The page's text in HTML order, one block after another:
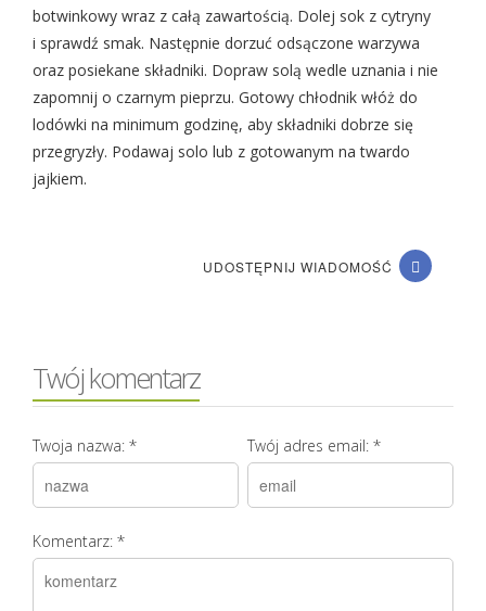
botwinkowy wraz z całą zawartością. Dolej sok z cytryny
i sprawdź smak. Następnie dorzuć odsączone warzywa
oraz posiekane składniki. Dopraw solą wedle uznania i nie
zapomnij o czarnym pieprzu. Gotowy chłodnik włóż do
lodówki na minimum godzinę, aby składniki dobrze się
przegryzły. Podawaj solo lub z gotowanym na twardo
jajkiem.
UDOSTĘPNIJ WIADOMOŚĆ
Twój komentarz
Twoja nazwa: * Twój adres email: *
Komentarz: *